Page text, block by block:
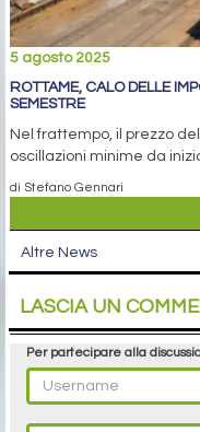
5 agosto 2025
ROTTAME, CALO DELLE
SEMESTRE
Nel frattempo, il prezzo
oscillazioni minime da
di Stefano Gennari
Altre News
LASCIA UN
Per partecipare alla